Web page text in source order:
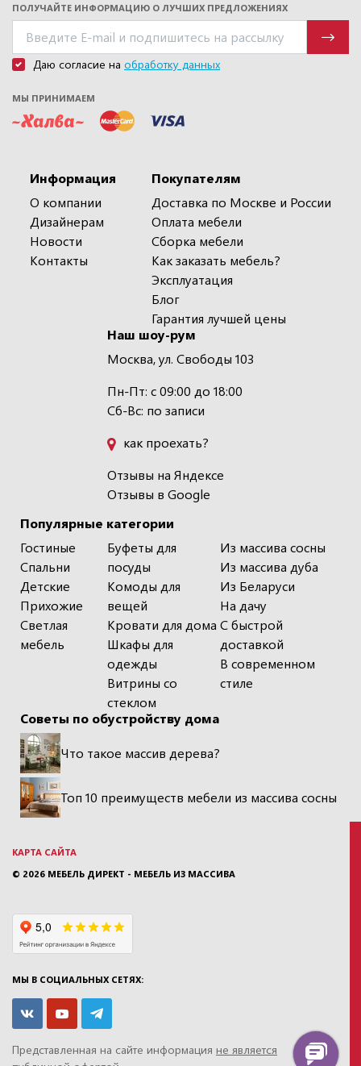
ПОЛУЧАЙТЕ ИНФОРМАЦИЮ О ЛУЧШИХ ПРЕДЛОЖЕНИЯХ
Даю согласие на обработку данных
МЫ ПРИНИМАЕМ
Информация
О компании
Дизайнерам
Новости
Контакты
Популярные категории
Гостиные
Спальни
Детские
Прихожие
Светлая
мебель
Буфеты для
посуды
Комоды для
вещей
Кровати для дома
Шкафы для
одежды
Витрины со
стеклом
Из массива сосны
Из массива дуба
Из Беларуси
На дачу
С быстрой
доставкой
В современном
стиле
Покупателям
Доставка по Москве и России
Оплата мебели
Сборка мебели
Как заказать мебель?
Эксплуатация
Блог
Гарантия лучшей цены
Наш шоу-рум
Москва, ул. Свободы 103
Пн-Пт: с 09:00 до 18:00
Сб-Вс: по записи
как проехать?
Отзывы на Яндексе
Отзывы в Google
Советы по обустройству дома
Что такое массив дерева?
Топ 10 преимуществ мебели из массива сосны
КАРТА САЙТА
© 2026 МЕБЕЛЬ ДИРЕКТ - МЕБЕЛЬ ИЗ МАССИВА
МЫ В СОЦИАЛЬНЫХ СЕТЯХ:
Представленная на сайте информация не является